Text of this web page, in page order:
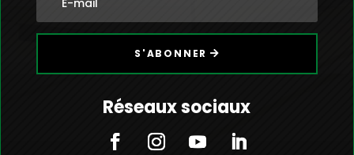
S'ABONNER
Réseaux sociaux